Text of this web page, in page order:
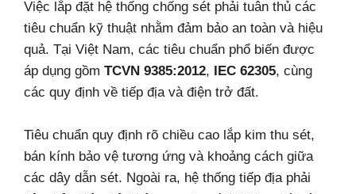
Việc lắp đặt hệ thống chống sét phải tuân thủ các
tiêu chuẩn kỹ thuật nhằm đảm bảo an toàn và hiệu
quả. Tại Việt Nam, các tiêu chuẩn phổ biến được
áp dụng gồm TCVN 9385:2012, IEC 62305, cùng
các quy định về tiếp địa và điện trở đất.
Tiêu chuẩn quy định rõ chiều cao lắp kim thu sét,
bán kính bảo vệ tương ứng và khoảng cách giữa
các dây dẫn sét. Ngoài ra, hệ thống tiếp địa phải